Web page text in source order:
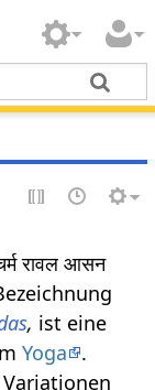
रावल आसन
, ist eine
Yoga
.